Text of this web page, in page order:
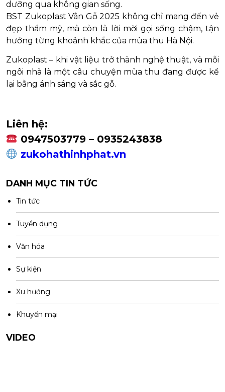
dưỡng qua không gian sống.
BST Zukoplast Vân Gỗ 2025 không chỉ mang đến vẻ
đẹp thẩm mỹ, mà còn là lời mời gọi sống chậm, tận
hưởng từng khoảnh khắc của mùa thu Hà Nội.
Zukoplast – khi vật liệu trở thành nghệ thuật, và mỗi
ngôi nhà là một câu chuyện mùa thu đang được kể
lại bằng ánh sáng và sắc gỗ.
Liên hệ:
0947503779 – 0935243838
zukohathinhphat.vn
DANH MỤC TIN TỨC
Tin tức
Tuyển dụng
Văn hóa
Sự kiện
Xu hướng
Khuyến mại
VIDEO